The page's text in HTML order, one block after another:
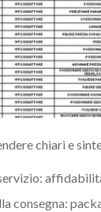
chiari e
consegna: